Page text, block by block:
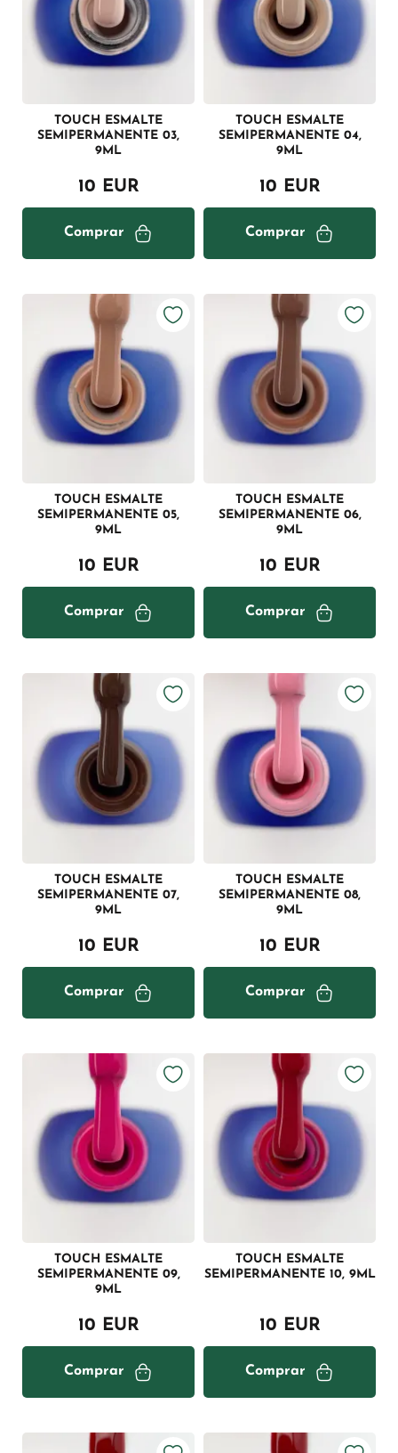
TOUCH ESMALTE
SEMIPERMANENTE 03,
9ML
10 EUR
Comprar
TOUCH ESMALTE
SEMIPERMANENTE 04,
9ML
10 EUR
Comprar
TOUCH ESMALTE
SEMIPERMANENTE 05,
9ML
10 EUR
Comprar
TOUCH ESMALTE
SEMIPERMANENTE 06,
9ML
10 EUR
Comprar
TOUCH ESMALTE
SEMIPERMANENTE 07,
9ML
10 EUR
Comprar
TOUCH ESMALTE
SEMIPERMANENTE 08,
9ML
10 EUR
Comprar
TOUCH ESMALTE
SEMIPERMANENTE 09,
9ML
10 EUR
Comprar
TOUCH ESMALTE
SEMIPERMANENTE 10, 9ML
10 EUR
Comprar